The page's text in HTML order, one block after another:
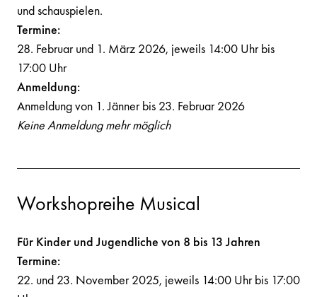
und schauspielen.
Termine:
28. Februar und 1. März 2026, jeweils 14:00 Uhr bis
17:00 Uhr
Anmeldung:
Anmeldung von 1. Jänner bis 23. Februar 2026
Keine Anmeldung mehr möglich
Workshopreihe Musical
Für Kinder und Jugendliche von 8 bis 13 Jahren
Termine:
22. und 23. November 2025, jeweils 14:00 Uhr bis 17:00